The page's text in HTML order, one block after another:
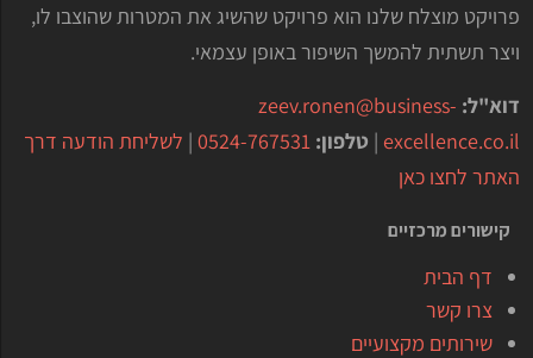
פרויקט מוצלח שלנו הוא פרויקט שהשיג את המטרות שהוצבו לו,
ויצר תשתית להמשך השיפור באופן עצמאי.
דוא"ל: zeev.ronen@business-
excellence.co.il
| טלפון: 0524-767531
| לשליחת הודעה דרך
האתר לחצו כאן
קישורים מרכזיים
דף הבית
צרו קשר
שירותים מקצועיים